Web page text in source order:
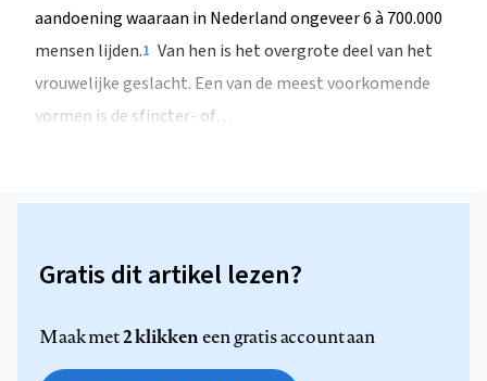
aandoening waaraan in Nederland ongeveer 6 à 700.000
mensen lijden.1 Van hen is het overgrote deel van het
vrouwelijke geslacht. Een van de meest voorkomende
vormen is de sfincter- of…
Gratis dit artikel lezen?
Maak met2 klikkeneen gratis account aan